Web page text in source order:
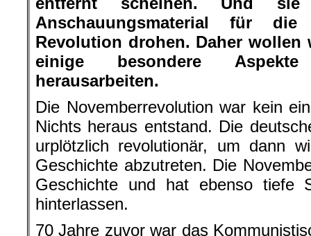
Anschauungsmaterial für
Revolution drohen. Daher wollen
einige besondere
herausarbeiten.
Die Novemberrevolution war kein
Nichts heraus entstand. Die
urplötzlich revolutionär, um dann
Geschichte abzutreten. Die
Geschichte und hat ebenso tiefe
hinterlassen.
70 Jahre zuvor war das